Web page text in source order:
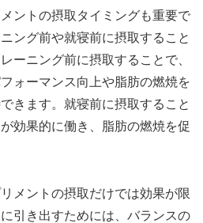
ントの摂取タイミングも重要で
ング前や就寝前に摂取すること
ーニング前に摂取することで、
ォーマンス向上や脂肪の燃焼を
きます。就寝前に摂取すること
効果的に働き、脂肪の燃焼を促
メントの摂取だけでは効果が限
引き出すためには、バランスの